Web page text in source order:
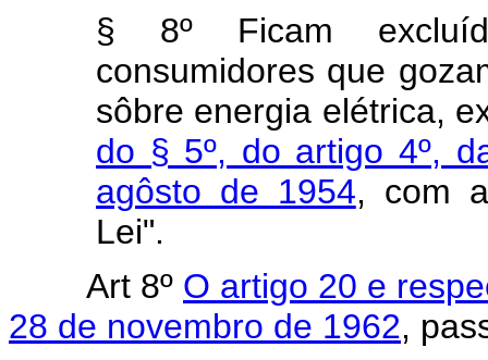
§ 8º Ficam
consumidores que
sôbre energia elétrica,
do § 5º, do artigo 4º,
agôsto de 1954, com
Lei".
Art 8º O artigo 20 e
28 de novembro de 1962,